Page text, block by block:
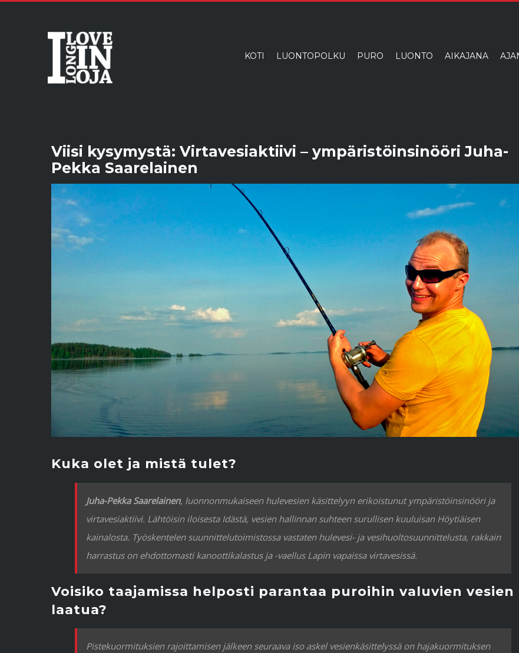
KOTI LUONTOPOLKU PURO LUONTO AIKAJANA
Viisi kysymystä: Virtavesiaktiivi – ympäristöinsinööri Juha-
Pekka Saarelainen
Kuka olet ja mistä tulet?
Juha-Pekka Saarelainen, luonnonmukaiseen hulevesien käsittelyyn erikoistunut ympäristöinsinööri ja
virtavesiaktiivi. Lähtöisin iloisesta Idästä, vesien hallinnan suhteen surullisen kuuluisan Höytiäisen
kainalosta. Työskentelen suunnittelutoimistossa vastaten hulevesi- ja vesihuoltosuunnittelusta, rakkain
harrastus on ehdottomasti kanoottikalastus ja -vaellus Lapin vapaissa virtavesissä.
Voisiko taajamissa helposti parantaa puroihin valuvien vesien
laatua?
Pistekuormituksien rajoittamisen jälkeen seuraava iso askel vesienkäsittelyssä on hajakuormituksen